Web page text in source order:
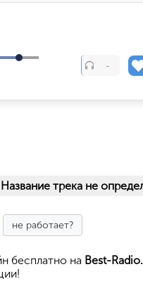
-
Название трека не
не работает?
бесплатно на Best-